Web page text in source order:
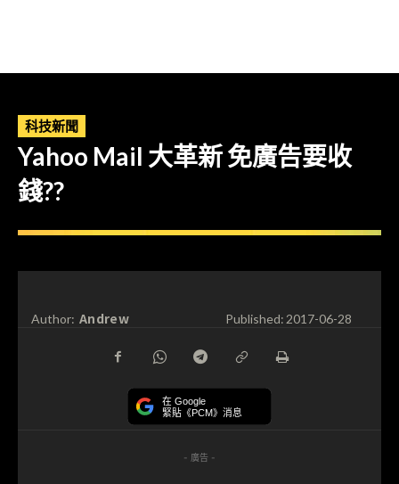
科技新聞
Yahoo Mail 大革新 免廣告要收
錢??
Author: Andrew Published:2017-06-28
在 Google
緊貼《PCM》消息
- 廣告 -